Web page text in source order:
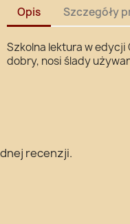
Opis Szczegóły
Szkolna lektura w edycji
dobry, nosi ślady
recenzji.